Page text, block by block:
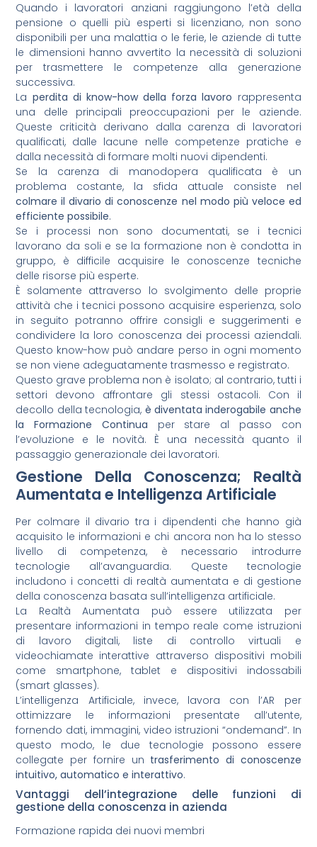
Quando i lavoratori anziani raggiungono l’età della
pensione o quelli più esperti si licenziano, non sono
disponibili per una malattia o le ferie, le aziende di tutte
le dimensioni hanno avvertito la necessità di soluzioni
per trasmettere le competenze alla generazione
successiva.
La perdita di know-how della forza lavoro rappresenta
una delle principali preoccupazioni per le aziende.
Queste criticità derivano dalla carenza di lavoratori
qualificati, dalle lacune nelle competenze pratiche e
dalla necessità di formare molti nuovi dipendenti.
Se la carenza di manodopera qualificata è un
problema costante, la sfida attuale consiste nel
colmare il divario di conoscenze nel modo più veloce ed
efficiente possibile.
Se i processi non sono documentati, se i tecnici
lavorano da soli e se la formazione non è condotta in
gruppo, è difficile acquisire le conoscenze tecniche
delle risorse più esperte.
È solamente attraverso lo svolgimento delle proprie
attività che i tecnici possono acquisire esperienza, solo
in seguito potranno offrire consigli e suggerimenti e
condividere la loro conoscenza dei processi aziendali.
Questo know-how può andare perso in ogni momento
se non viene adeguatamente trasmesso e registrato.
Questo grave problema non è isolato; al contrario, tutti i
settori devono affrontare gli stessi ostacoli. Con il
decollo della tecnologia, è diventata inderogabile anche
la Formazione Continua per stare al passo con
l’evoluzione e le novità. È una necessità quanto il
passaggio generazionale dei lavoratori.
Gestione Della Conoscenza; Realtà
Aumentata e Intelligenza Artificiale
Per colmare il divario tra i dipendenti che hanno già
acquisito le informazioni e chi ancora non ha lo stesso
livello di competenza, è necessario introdurre
tecnologie all’avanguardia. Queste tecnologie
includono i concetti di realtà aumentata e di gestione
della conoscenza basata sull’intelligenza artificiale.
La Realtà Aumentata può essere utilizzata per
presentare informazioni in tempo reale come istruzioni
di lavoro digitali, liste di controllo virtuali e
videochiamate interattive attraverso dispositivi mobili
come smartphone, tablet e dispositivi indossabili
(smart glasses).
L’intelligenza Artificiale, invece, lavora con l’AR per
ottimizzare le informazioni presentate all’utente,
fornendo dati, immagini, video istruzioni “ondemand”. In
questo modo, le due tecnologie possono essere
collegate per fornire un trasferimento di conoscenze
intuitivo, automatico e interattivo.
Vantaggi dell’integrazione delle funzioni di
gestione della conoscenza in azienda
Formazione rapida dei nuovi membri